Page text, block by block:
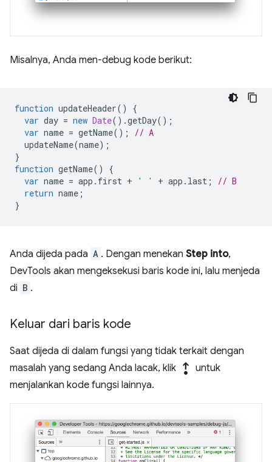
Misalnya, Anda men-debug kode berikut:
function updateHeader()
{
var day = new Date().getDay();
var name = getName();
// A
updateName(name);
}
function getName()
{
var name = app . first + ' ' + app . last ;
// B
return name ;
}
Anda dijeda pada A . Dengan menekan Step into,
DevTools akan mengeksekusi baris kode ini, lalu menjeda
di B .
Keluar dari baris kode
Saat dijeda di dalam fungsi yang tidak terkait dengan
masalah yang sedang Anda lacak, klik step_out untuk
menjalankan kode fungsi lainnya.